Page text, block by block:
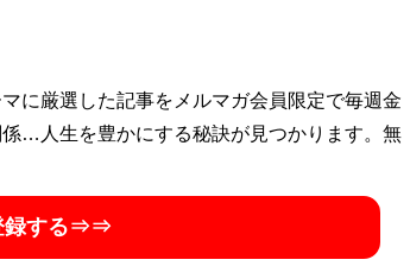
タメNEXT』『NewsCrunch』などでも執筆。
好き。Twitter：@moeeeee_k
に厳選した記事をメルマガ会員限定で毎週金
…人生を豊かにする秘訣が見つかります。無
録する⇒⇒